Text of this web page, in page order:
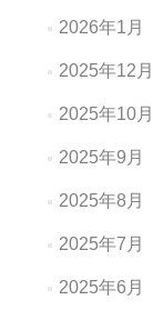
2026年1月
2025年12月
2025年10月
2025年9月
2025年8月
2025年7月
2025年6月